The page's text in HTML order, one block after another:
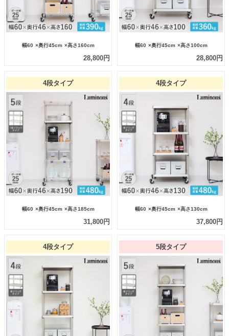
幅60 ×奥行45cm ×高さ160cm
28,800円
幅60 ×奥行45cm ×高さ100cm
28,800円
4段タイプ
幅60 ×奥行45cm ×高さ185cm
31,800円
4段タイプ
幅60 ×奥行45cm ×高さ130cm
37,800円
4段タイプ 5段タイプ